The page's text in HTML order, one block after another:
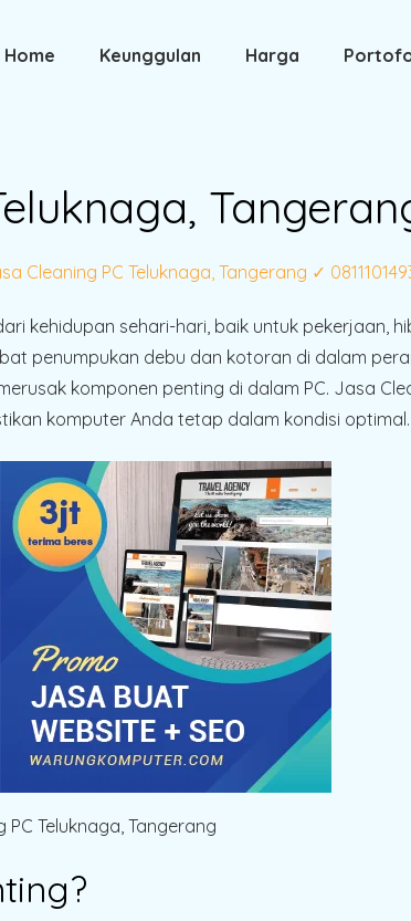
Home Keunggulan Harga
Cleaning PC Teluknaga, Tangerang ✓
kehidupan sehari-hari, baik untuk pekerjaan,
penumpukan debu dan kotoran di dalam
komponen penting di dalam PC. Jasa
komputer Anda tetap dalam kondisi optimal.